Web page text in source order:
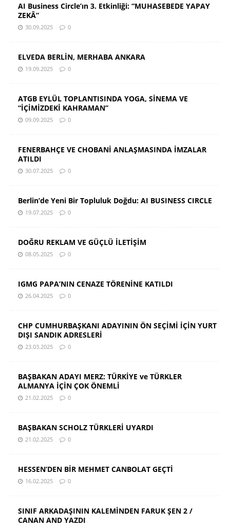
AI Business Circle’ın 3. Etkinliği: “MUHASEBEDE YAPAY
ZEKÂ”
30.09.2025 0
ELVEDA BERLİN, MERHABA ANKARA
19.09.2025 0
ATGB EYLÜL TOPLANTISINDA YOGA, SİNEMA VE
“İÇİMİZDEKİ KAHRAMAN”
09.09.2025 0
FENERBAHÇE VE CHOBANİ ANLAŞMASINDA İMZALAR
ATILDI
30.07.2025 0
Berlin’de Yeni Bir Topluluk Doğdu: AI BUSINESS CIRCLE
19.07.2025 0
DOĞRU REKLAM VE GÜÇLÜ İLETİŞİM
08.05.2025 0
IGMG PAPA’NIN CENAZE TÖRENİNE KATILDI
26.04.2025 0
CHP CUMHURBAŞKANI ADAYININ ÖN SEÇİMİ İÇİN YURT
DIŞI SANDIK ADRESLERİ
23.03.2025 0
BAŞBAKAN ADAYI MERZ: TÜRKİYE ve TÜRKLER
ALMANYA İÇİN ÇOK ÖNEMLİ
21.02.2025 0
BAŞBAKAN SCHOLZ TÜRKLERİ UYARDI
21.02.2025 0
HESSEN’DEN BİR MEHMET CANBOLAT GEÇTİ
16.02.2025 0
SINIF ARKADAŞININ KALEMİNDEN FARUK ŞEN 2 /
CANAN AND YAZDI